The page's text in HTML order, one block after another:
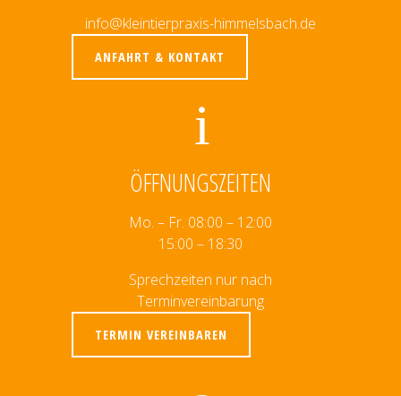
info@kleintierpraxis-himmelsbach.de
ANFAHRT & KONTAKT
ÖFFNUNGSZEITEN
Mo. – Fr. 08:00 – 12:00
15:00 – 18:30
Sprechzeiten nur nach
Terminvereinbarung
TERMIN VEREINBAREN